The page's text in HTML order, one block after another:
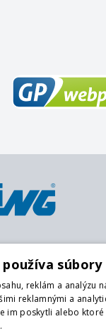
Púchov
súbory
reklám a analýzu
reklamnými a
im poskytli alebo